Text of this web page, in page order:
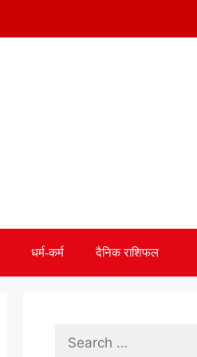
धर्म-कर्म दैनिक राशिफल
Search